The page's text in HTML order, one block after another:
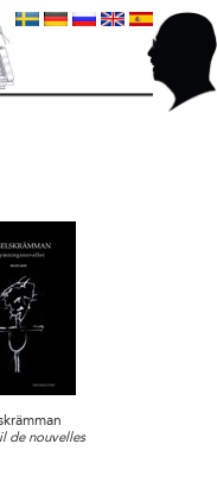
de nouvelles